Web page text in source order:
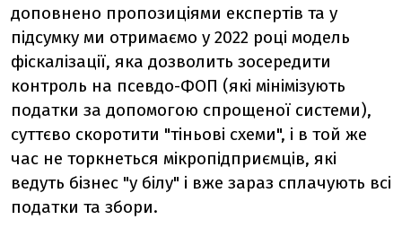
доповнено пропозиціями експертів та у
підсумку ми отримаємо у 2022 році модель
фіскалізації, яка дозволить зосередити
контроль на псевдо-ФОП (які мінімізують
податки за допомогою спрощеної системи),
суттєво скоротити "тіньові схеми", і в той же
час не торкнеться мікропідприємців, які
ведуть бізнес "у білу" і вже зараз сплачують всі
податки та збори.